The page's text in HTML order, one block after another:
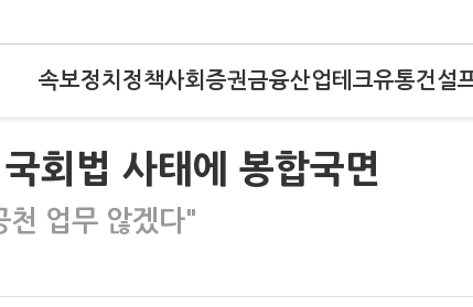
속보정치 정책사회 증권금융산업테크유통건설
회법 사태에 봉합국면
업무 않겠다"